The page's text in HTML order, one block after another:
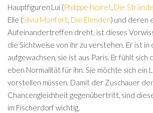
Hauptfiguren Lui (Philippe Noiret, Die
Elle (Silvia Monfort Die Elenden) und deren
Aufeinandertreffen dreht, ist dieses
die Sichtweise von ihr zu verstehen. Er ist in
aufgewachsen, sie ist aus Paris. Er fühlt sich
eben Normalität für ihn. Sie möchte sich ein
vorstellen müssen. Damit der Zuschauer
Chancengleichheit gegenübertritt, sind
im Fischerdorf wichtig.